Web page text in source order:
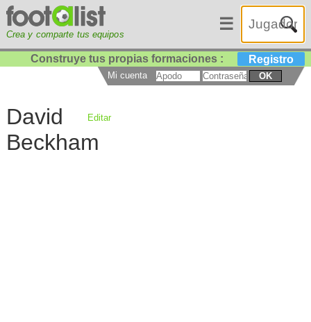
Crea y comparte tus equipos
☰
Construye tus propias formaciones : Registro
Mi cuenta OK
David
Beckham
Editar